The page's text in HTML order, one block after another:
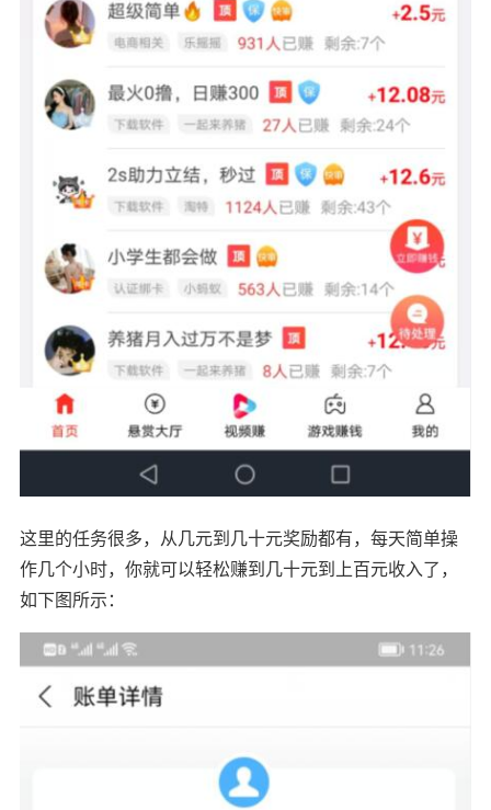
这里的任务很多，从几元到几十元奖励都有，每天简单操
作几个小时，你就可以轻松赚到几十元到上百元收入了，
如下图所示：